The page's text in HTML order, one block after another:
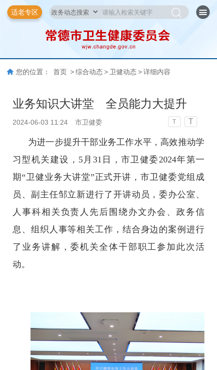
适老专区
您的位置： 首页 > 综合动态 > 卫健动态 > 详细内容
业务知识大讲堂 全员能力大提升
2024-06-03 11:24 市卫健委 T T
为进一步提升干部业务工作水平，高效推动学
习型机关建设，5月31日，市卫健委2024年第一
期“卫健业务大讲堂”正式开讲，市卫健委党组成
员、副主任邹立新进行了开讲动员，委办公室、
人事科相关负责人先后围绕办文办会、政务信
息、组织人事等相关工作，结合身边的案例进行
了业务讲解，委机关全体干部职工参加此次活
动。